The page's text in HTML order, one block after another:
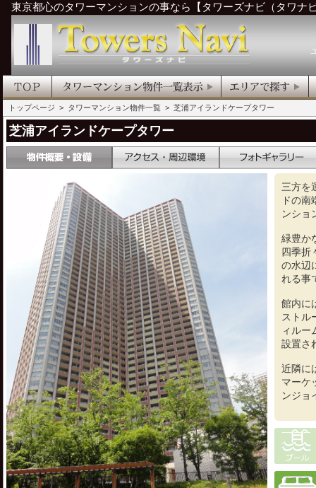
東京都心のタワーマンションの事なら【タワーズナビ（タワナ
トップページ > タワーマンション物件一覧 > 芝浦アイランドケープタワー
芝浦アイランドケープタワー
三方を
ドの
ンショ
緑豊か
四季折
の水辺
れる事
館内に
ストル
ィルー
設置さ
近隣に
マーケ
ンジョ